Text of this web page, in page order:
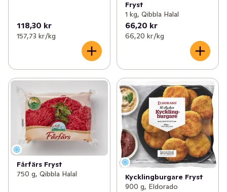
118,30 kr
157,73 kr /kg
Fryst
1 kg, Qibbla Halal
66,20 kr
66,20 kr /kg
Fårfärs Fryst
750 g, Qibbla Halal
Kycklingburgare Fryst
900 g, Eldorado